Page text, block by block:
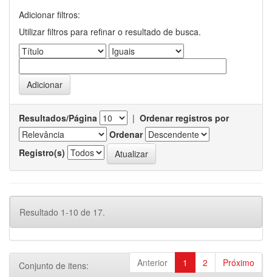
Adicionar filtros:
Utilizar filtros para refinar o resultado de busca.
Resultados/Página | Ordenar registros por
Ordenar
Registro(s)
Resultado 1-10 de 17.
Anterior 1 2 Próximo
Conjunto de itens: